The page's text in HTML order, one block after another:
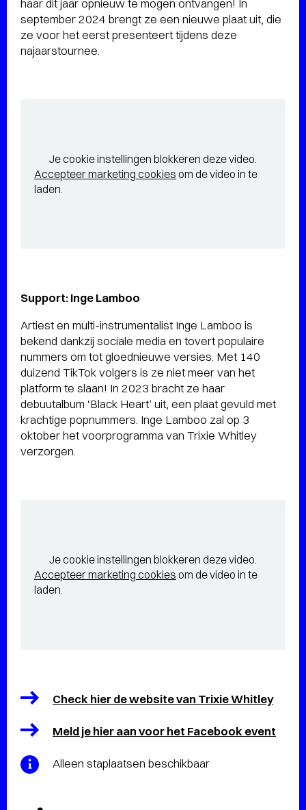
haar dit jaar opnieuw te mogen ontvangen! In
september 2024 brengt ze een nieuwe plaat uit, die
ze voor het eerst presenteert tijdens deze
najaarstournee.
Je cookie instellingen blokkeren deze video.
Accepteer marketing cookies om de video in te
laden.
Support: Inge Lamboo
Artiest en multi-instrumentalist Inge Lamboo is
bekend dankzij sociale media en tovert populaire
nummers om tot gloednieuwe versies. Met 140
duizend TikTok volgers is ze niet meer van het
platform te slaan! In 2023 bracht ze haar
debuutalbum ‘Black Heart’ uit, een plaat gevuld met
krachtige popnummers. Inge Lamboo zal op 3
oktober het voorprogramma van Trixie Whitley
verzorgen.
Je cookie instellingen blokkeren deze video.
Accepteer marketing cookies om de video in te
laden.
Check hier de website van Trixie Whitley
Meld je hier aan voor het Facebook event
Alleen staplaatsen beschikbaar